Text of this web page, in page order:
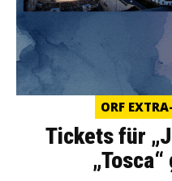
ORF
Tickets für